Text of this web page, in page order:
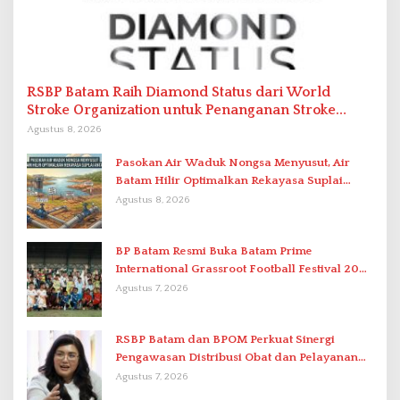
RSBP Batam Raih Diamond Status dari World
Stroke Organization untuk Penanganan Stroke
Berstandar Internasional
Agustus 8, 2026
Pasokan Air Waduk Nongsa Menyusut, Air
Batam Hilir Optimalkan Rekayasa Suplai
Antar-IPAM
Agustus 8, 2026
BP Batam Resmi Buka Batam Prime
International Grassroot Football Festival 2026
di Stadion Temenggung Abdul Jamal
Agustus 7, 2026
RSBP Batam dan BPOM Perkuat Sinergi
Pengawasan Distribusi Obat dan Pelayanan
Kefarmasian
Agustus 7, 2026